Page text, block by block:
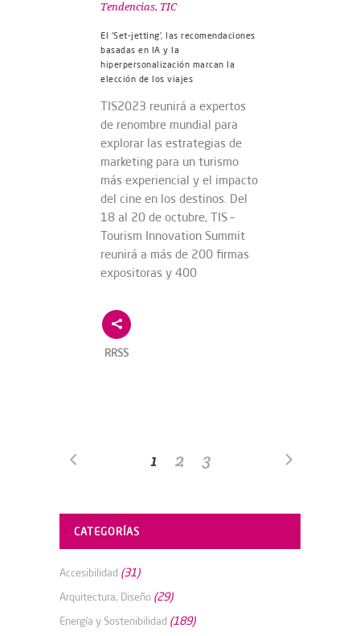
Tendencias, TIC
El ‘Set-jetting’, las recomendaciones
basadas en IA y la
hiperpersonalización marcan la
elección de los viajes
TIS2023 reunirá a expertos
de renombre mundial para
explorar las estrategias de
marketing para un turismo
más experiencial y el impacto
del cine en los destinos. Del
18 al 20 de octubre, TIS –
Tourism Innovation Summit
reunirá a más de 200 firmas
expositoras y 400
RRSS
1 2 3
CATEGORÍAS
Accesibilidad (31)
Arquitectura, Diseño (29)
Energía y Sostenibilidad (189)